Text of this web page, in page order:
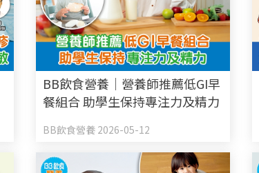
BB飲食營養｜營養師推薦低GI早
餐組合 助學生保持專注力及精力
BB飲食營養 2026-05-12